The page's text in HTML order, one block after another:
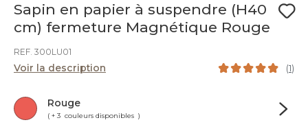
Sapin en papier à suspendre (H40
cm) fermeture Magnétique Rouge
REF. 300LU01
Voir la description (1)
Rouge
( + 3 couleurs disponibles )